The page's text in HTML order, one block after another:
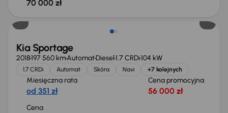
70 000 zł
Kia Sportage
2018197 560 kmAutomatDiesel1.7 CRDi104 kW
1.7 CRDi Automat Skóra Navi +7 kolejnych
Miesięczna rata
od 351 zł
Cena promocyjna
56 000 zł
Cena